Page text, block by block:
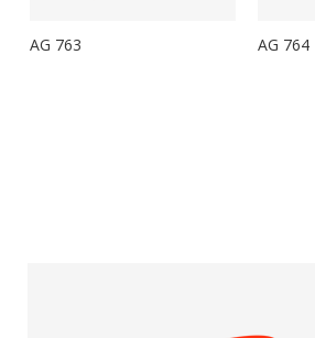
AG 763 AG 764